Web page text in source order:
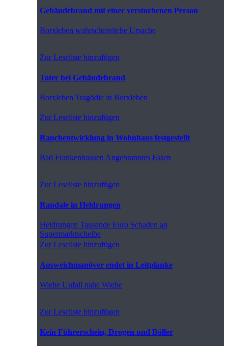
Gebäudebrand mit einer verstorbenen Person
Borxleben wahrscheinliche Ursache
Zur Leseliste hinzufügen
Toter bei Gebäudebrand
Borxleben Tragödie in Borxleben
Zur Leseliste hinzufügen
Rauchentwicklung in Wohnhaus festgestellt
Bad Frankenhausen Angebranntes Essen
Zur Leseliste hinzufügen
Randale in Heldrungen
Heldrungen Tausende Euro Schaden an
Supermarktscheibe
Zur Leseliste hinzufügen
Ausweichmanöver endet in Leitplanke
WieheUnfall nahe Wiehe
Zur Leseliste hinzufügen
Kein Führerschein, Drogen und Böller